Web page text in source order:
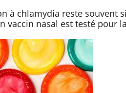
à chlamydia reste souvent
vaccin nasal est testé pour